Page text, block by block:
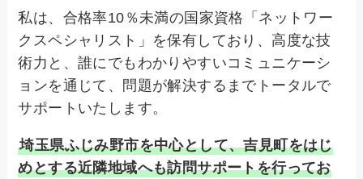
私は、合格率10％未満の国家資格「ネットワー
クスペシャリスト」を保有しており、高度な技
術力と、誰にでもわかりやすいコミュニケーシ
ョンを通じて、問題が解決するまでトータルで
サポートいたします。
埼玉県ふじみ野市を中心として、吉見町をはじ
めとする近隣地域へも訪問サポートを行ってお